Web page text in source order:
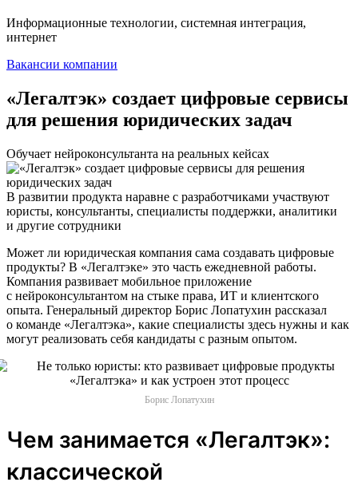
Информационные технологии, системная интеграция,
интернет
Вакансии компании
«Легалтэк» создает цифровые сервисы
для решения юридических задач
Обучает нейроконсультанта на реальных кейсах
В развитии продукта наравне с разработчиками участвуют
юристы, консультанты, специалисты поддержки, аналитики
и другие сотрудники
Может ли юридическая компания сама создавать цифровые
продукты? В «Легалтэке» это часть ежедневной работы.
Компания развивает мобильное приложение
с нейроконсультантом на стыке права, ИТ и клиентского
опыта. Генеральный директор Борис Лопатухин рассказал
о команде «Легалтэка», какие специалисты здесь нужны и как
могут реализовать себя кандидаты с разным опытом.
Борис Лопатухин
Чем занимается «Легалтэк»:
классической